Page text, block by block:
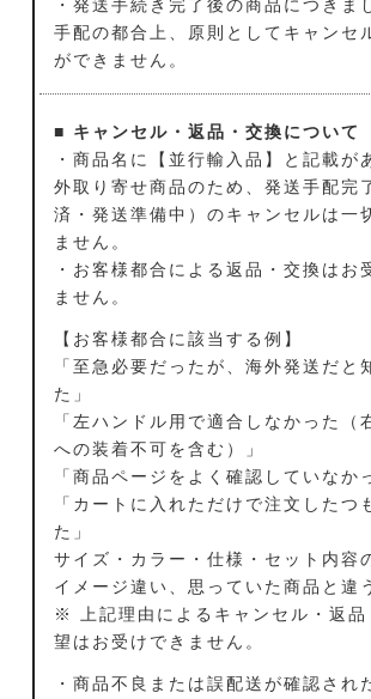
・発送手続き完了後の商品につきま
手配の都合上、原則としてキャンセ
ができません。
■ キャンセル・返品・交換について
・商品名に【並行輸入品】と記載が
外取り寄せ商品のため、発送手配完
済・発送準備中）のキャンセルは一
ません。
・お客様都合による返品・交換はお
ません。
【お客様都合に該当する例】
「至急必要だったが、海外発送だと
た」
「左ハンドル用で適合しなかった（
への装着不可を含む）」
「商品ページをよく確認していなか
「カートに入れただけで注文したつ
た」
サイズ・カラー・仕様・セット内容
イメージ違い、思っていた商品と違
※ 上記理由によるキャンセル・返品
望はお受けできません。
・商品不良または誤配送が確認され